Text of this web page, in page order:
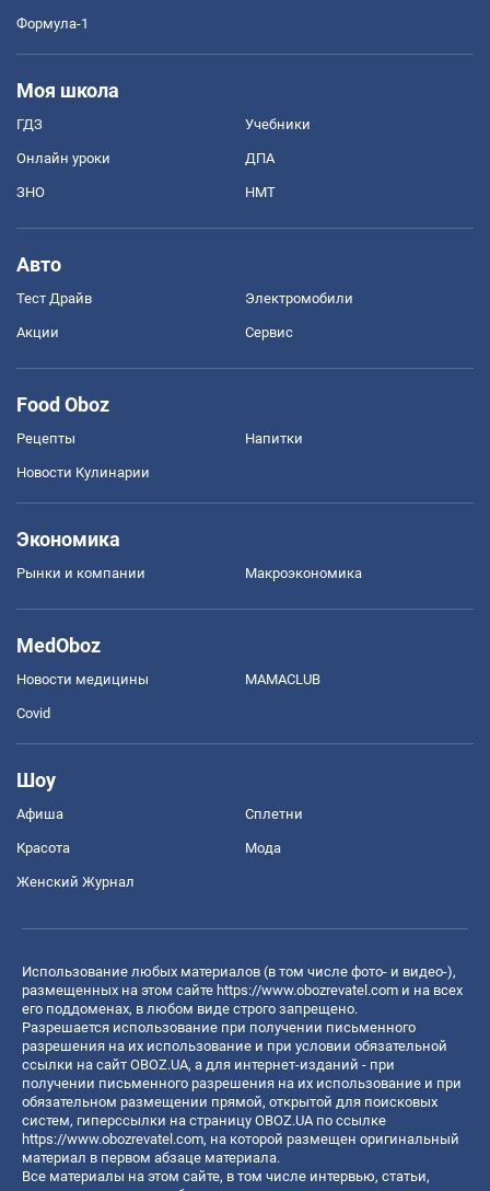
Формула-1
Моя школа
ГДЗ Учебники
Онлайн уроки ДПА
ЗНО НМТ
Авто
Тест Драйв Электромобили
Акции Сервис
Food Oboz
Рецепты Напитки
Новости Кулинарии
Экономика
Рынки и компании Mакроэкономика
MedOboz
Новости медицины MAMACLUB
Covid
Шоу
Афиша Сплетни
Красота Мода
Женский Журнал
Использование любых материалов (в том числе фото- и видео-),
размещенных на этом сайте https://www.obozrevatel.com и на всех
его поддоменах, в любом виде строго запрещено.
Разрешается использование при получении письменного
разрешения на их использование и при условии обязательной
ссылки на сайт OBOZ.UA, а для интернет-изданий - при
получении письменного разрешения на их использование и при
обязательном размещении прямой, открытой для поисковых
систем, гиперссылки на страницу OBOZ.UA по ссылке
https://www.obozrevatel.com, на которой размещен оригинальный
материал в первом абзаце материала.
Все материалы на этом сайте, в том числе интервью, статьи,